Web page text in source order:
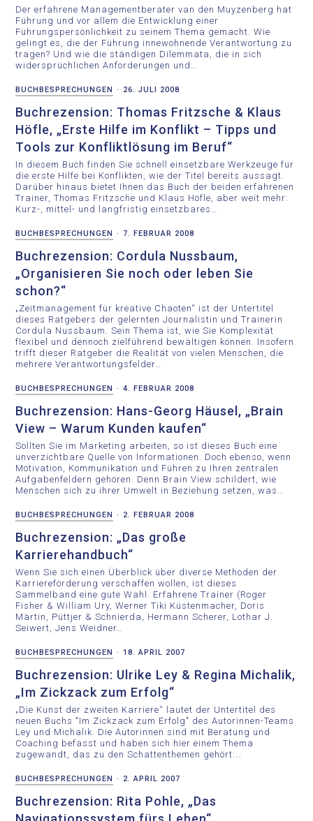
Der erfahrene Managementberater van den Muyzenberg hat
Führung und vor allem die Entwicklung einer
Führungspersönlichkeit zu seinem Thema gemacht. Wie
gelingt es, die der Führung innewohnende Verantwortung zu
tragen? Und wie die ständigen Dilemmata, die in sich
widersprüchlichen Anforderungen und…
BUCHBESPRECHUNGEN · 26. JULI 2008
Buchrezension: Thomas Fritzsche & Klaus
Höfle, „Erste Hilfe im Konflikt – Tipps und
Tools zur Konfliktlösung im Beruf“
In diesem Buch finden Sie schnell einsetzbare Werkzeuge für
die erste Hilfe bei Konflikten, wie der Titel bereits aussagt.
Darüber hinaus bietet Ihnen das Buch der beiden erfahrenen
Trainer, Thomas Fritzsche und Klaus Höfle, aber weit mehr:
Kurz-, mittel- und langfristig einsetzbares…
BUCHBESPRECHUNGEN · 7. FEBRUAR 2008
Buchrezension: Cordula Nussbaum,
„Organisieren Sie noch oder leben Sie
schon?“
„Zeitmanagement für kreative Chaoten“ ist der Untertitel
dieses Ratgebers der gelernten Journalistin und Trainerin
Cordula Nussbaum. Sein Thema ist, wie Sie Komplexität
flexibel und dennoch zielführend bewältigen können. Insofern
trifft dieser Ratgeber die Realität von vielen Menschen, die
mehrere Verantwortungsfelder…
BUCHBESPRECHUNGEN · 4. FEBRUAR 2008
Buchrezension: Hans-Georg Häusel, „Brain
View – Warum Kunden kaufen“
Sollten Sie im Marketing arbeiten, so ist dieses Buch eine
unverzichtbare Quelle von Informationen. Doch ebenso, wenn
Motivation, Kommunikation und Führen zu Ihren zentralen
Aufgabenfeldern gehören. Denn Brain View schildert, wie
Menschen sich zu ihrer Umwelt in Beziehung setzen, was…
BUCHBESPRECHUNGEN · 2. FEBRUAR 2008
Buchrezension: „Das große
Karrierehandbuch“
Wenn Sie sich einen Überblick über diverse Methoden der
Karriereförderung verschaffen wollen, ist dieses
Sammelband eine gute Wahl. Erfahrene Trainer (Roger
Fisher & William Ury, Werner Tiki Küstenmacher, Doris
Märtin, Püttjer & Schnierda, Hermann Scherer, Lothar J.
Seiwert, Jens Weidner…
BUCHBESPRECHUNGEN · 18. APRIL 2007
Buchrezension: Ulrike Ley & Regina Michalik,
„Im Zickzack zum Erfolg“
„Die Kunst der zweiten Karriere“ lautet der Untertitel des
neuen Buchs "Im Zickzack zum Erfolg" des Autorinnen-Teams
Ley und Michalik. Die Autorinnen sind mit Beratung und
Coaching befasst und haben sich hier einem Thema
zugewandt, das zu den Schattenthemen gehört:…
BUCHBESPRECHUNGEN · 2. APRIL 2007
Buchrezension: Rita Pohle, „Das